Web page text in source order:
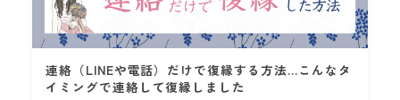
カテゴリー
Category
連絡（LINEや電話）だけで復縁する方法…こんなタ
イミングで連絡して復縁しました